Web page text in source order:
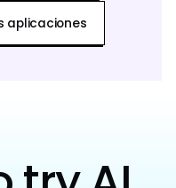
aplicaciones